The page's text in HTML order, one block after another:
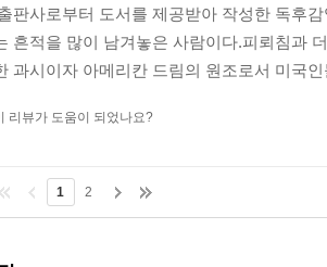
판사로부터 도서를 제공받아 작성한 독후
흔적을 많이 남겨놓은 사람이다.피뢰침과
과시이자 아메리칸 드림의 원조로서 미국
리뷰가 도움이 되었나요?
1 2